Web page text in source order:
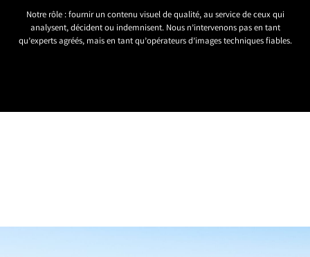
Notre rôle : fournir un contenu visuel de qualité, au service de ceux qui
analysent, décident ou indemnisent. Nous n’intervenons pas en tant
qu’experts agréés, mais en tant qu’opérateurs d’images techniques fiables.